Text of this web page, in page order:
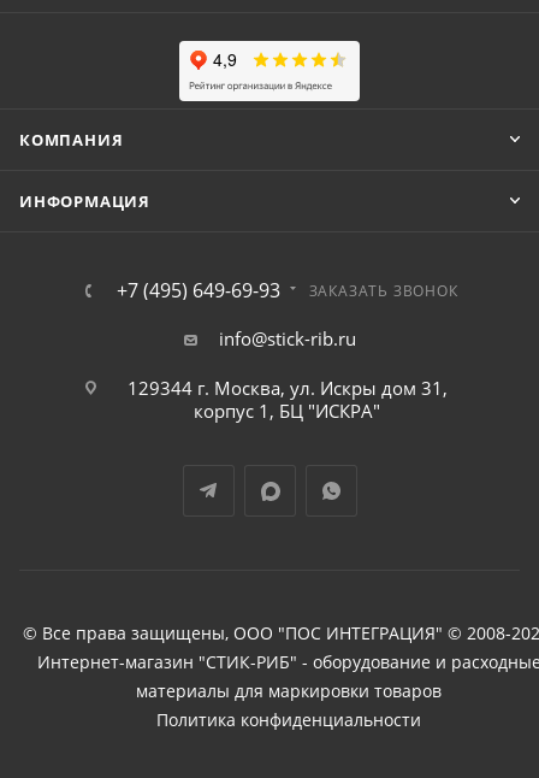
КОМПАНИЯ
ИНФОРМАЦИЯ
+7 (495) 649-69-93 ЗАКАЗАТЬ ЗВОНОК
info@stick-rib.ru
129344 г. Москва, ул. Искры дом 31,
корпус 1, БЦ "ИСКРА"
© Все права защищены, ООО "ПОС ИНТЕГРАЦИЯ" © 2008-
Интернет-магазин "СТИК-РИБ" - оборудование и
материалы для маркировки товаров
Политика конфиденциальности